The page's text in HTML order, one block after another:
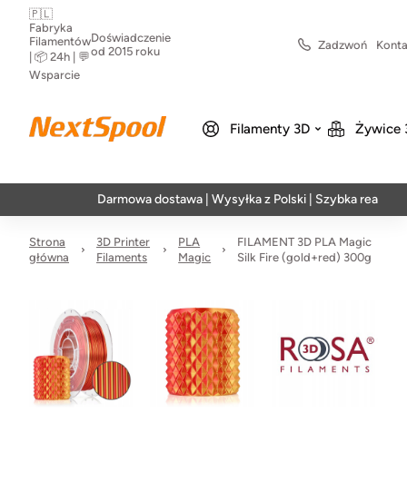
🇵🇱
Fabryka
Filamentów
| 📦 24h | 💬
Wsparcie
Doświadczenie
od 2015 roku
Zadzwoń
Filamenty 3D Żywice
Darmowa dostawa | Wysyłka z Polski | Szybka realizacja w 24h
Strona
główna
3D Printer
Filaments
PLA
Magic
FILAMENT 3D PLA Magic
Silk Fire (gold+red) 300g